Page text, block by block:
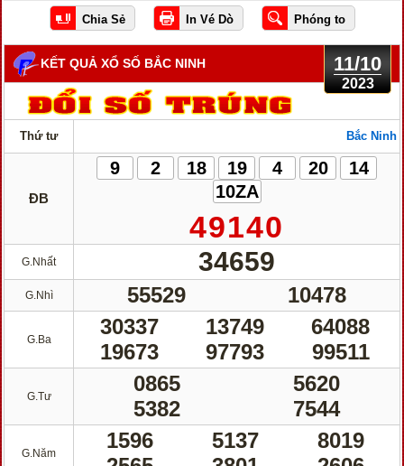
11/10
2023
KẾT QUẢ XỔ SỐ BẮC NINH
Thứ tư Bắc Ninh
ĐB
9 2 18 19 4 20
14
10ZA
49140
G.Nhất 34659
G.Nhì 55529 10478
G.Ba
30337 13749
64088
19673
97793 99511
G.Tư
0865
5620
5382
7544
G.Năm
1596 5137
8019